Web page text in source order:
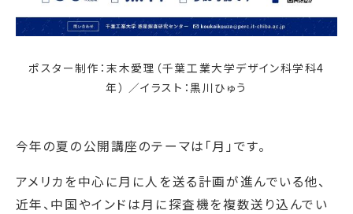
ポスター制作：末木愛理（千葉工業大学デザイン科学科4
年） ／イラスト：黒川ひゅう
今年の夏の公開講座のテーマは「月」です。
アメリカを中心に月に人を送る計画が進んでいる他、
近年、中国やインドは月に探査機を複数送り込んでい